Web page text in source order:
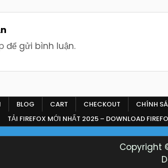
để gửi bình luận.
BLOG CART CHECKOUT CHÍNH
TẢI FIREFOX MỚI NHẤT 2025 – DOWNLOAD
Copyright